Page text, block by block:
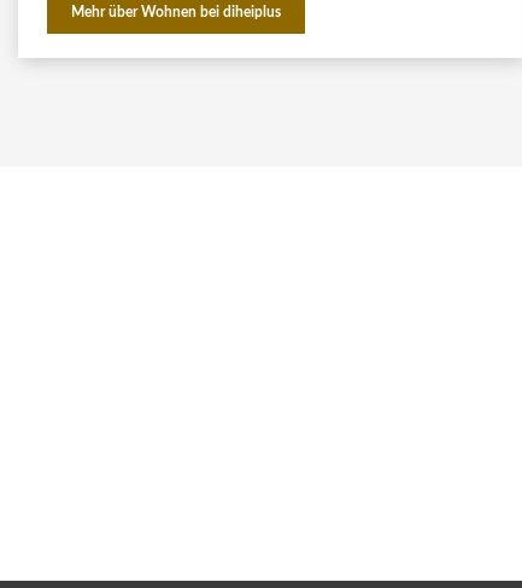
Mehr über Wohnen bei diheiplus